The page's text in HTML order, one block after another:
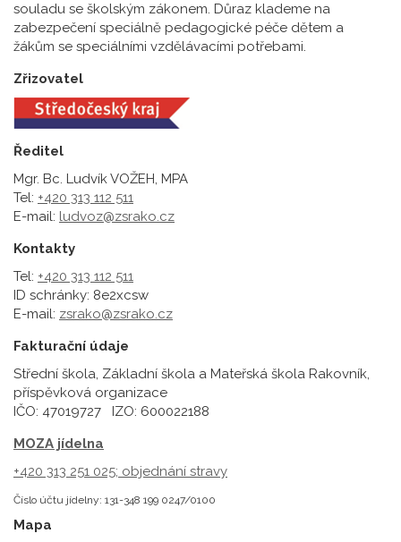
souladu se školským zákonem. Důraz klademe na
zabezpečení speciálně pedagogické péče dětem a
žákům se speciálními vzdělávacími potřebami.
Zřizovatel
Ředitel
Mgr. Bc. Ludvík VOŽEH, MPA
Tel: +420 313 112 511
E-mail: ludvoz@zsrako.cz
Kontakty
Tel: +420 313 112 511
ID schránky: 8e2xcsw
E-mail: zsrako@zsrako.cz
Fakturační údaje
Střední škola, Základní škola a Mateřská škola Rakovník,
příspěvková organizace
IČO: 47019727 IZO: 600022188
MOZA jídelna
+420 313 251 025; objednání stravy
Číslo účtu jídelny: 131-348 199 0247/0100
Mapa